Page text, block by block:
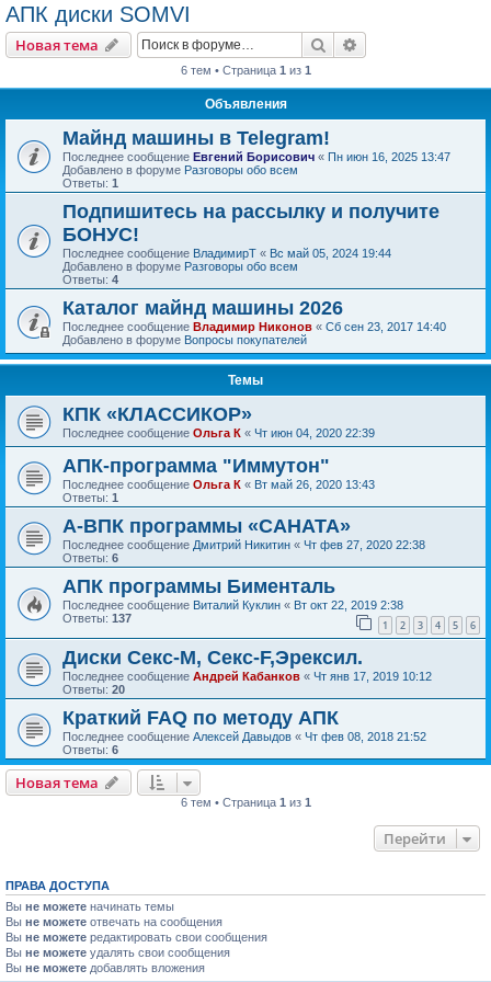
АПК диски SOMVI
Новая тема Поиск
6 тем • Страница 1 из 1
Объявления
Майнд машины в Telegram!
Последнее сообщение Евгений Борисович « Пн июн 16, 2025 13:47
Добавлено в форуме Разговоры обо всем
Ответы: 1
Подпишитесь на рассылку и получите
БОНУС!
Последнее сообщение ВладимирТ « Вс май 05, 2024 19:44
Добавлено в форуме Разговоры обо всем
Ответы: 4
Каталог майнд машины 2026
Последнее сообщение Владимир Никонов « Сб сен 23, 2017 14:40
Добавлено в форуме Вопросы покупателей
Темы
КПК «КЛАССИКОР»
Последнее сообщение Ольга К « Чт июн 04, 2020 22:39
АПК-программа "Иммутон"
Последнее сообщение Ольга К « Вт май 26, 2020 13:43
Ответы: 1
А-ВПК программы «САНАТА»
Последнее сообщение Дмитрий Никитин « Чт фев 27, 2020 22:38
Ответы: 6
АПК программы Бименталь
Последнее сообщение Виталий Куклин « Вт окт 22, 2019 2:38
Ответы: 137 1 2 3 4 5 6
Диски Секс-М, Секс-F,Эрексил.
Последнее сообщение Андрей Кабанков « Чт янв 17, 2019 10:12
Ответы: 20
Краткий FAQ по методу АПК
Последнее сообщение Алексей Давыдов « Чт фев 08, 2018 21:52
Ответы: 6
Новая тема
6 тем • Страница 1 из 1
Перейти
ПРАВА ДОСТУПА
Вы не можете начинать темы
Вы не можете отвечать на сообщения
Вы не можете редактировать свои сообщения
Вы не можете удалять свои сообщения
Вы не можете добавлять вложения